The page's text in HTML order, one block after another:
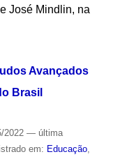
José Mindlin, na
Avançados
Brasil
2022 — última
em: Educação,